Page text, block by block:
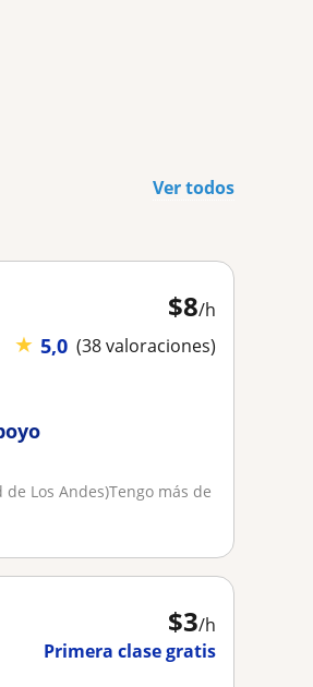
Ver todos
$8/h
★ 5,0 (38 valoraciones)
Los Andes)Tengo más de
$3/h
Primera clase gratis